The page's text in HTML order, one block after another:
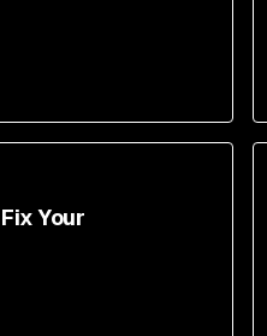
Your